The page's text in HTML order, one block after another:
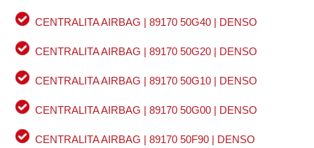
CENTRALITA AIRBAG | 89170 50G40 | DENSO
CENTRALITA AIRBAG | 89170 50G20 | DENSO
CENTRALITA AIRBAG | 89170 50G10 | DENSO
CENTRALITA AIRBAG | 89170 50G00 | DENSO
CENTRALITA AIRBAG | 89170 50F90 | DENSO